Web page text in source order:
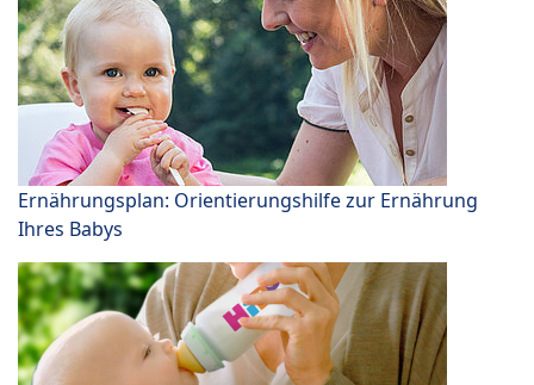
Ernährungsplan: Orientierungshilfe zur Ernährung
Ihres Babys